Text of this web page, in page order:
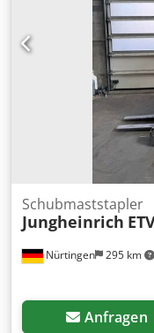
Nürtingen 295 km
Schubmaststapler
Jungheinrich
Anfragen